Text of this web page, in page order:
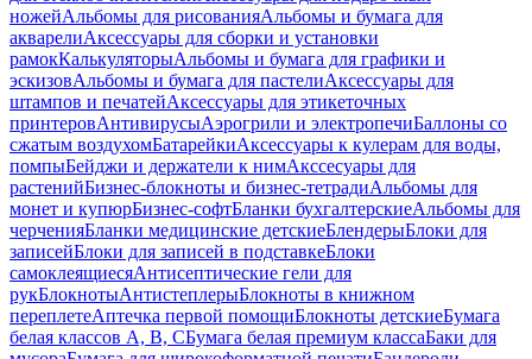
ножейАльбомы для рисованияАльбомы и бумага для
акварелиАксессуары для сборки и установки
рамокКалькуляторыАльбомы и бумага для графики и
эскизовАльбомы и бумага для пастелиАксессуары для
штампов и печатейАксессуары для этикеточных
принтеровАнтивирусыАэрогрили и электропечиБаллоны со
сжатым воздухомБатарейкиАксессуары к кулерам для воды,
помпыБейджи и держатели к нимАкссесуары для
растенийБизнес-блокноты и бизнес-тетрадиАльбомы для
монет и купюрБизнес-софтБланки бухгалтерскиеАльбомы для
черченияБланки медицинские детскиеБлендерыБлоки для
записейБлоки для записей в подставкеБлоки
самоклеящиесяАнтисептические гели для
рукБлокнотыАнтистеплерыБлокноты в книжном
переплетеАптечка первой помощиБлокноты детскиеБумага
белая классов А, В, СБумага белая премиум классаБаки для